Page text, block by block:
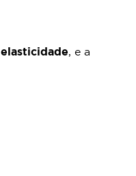
elasticidade, e a